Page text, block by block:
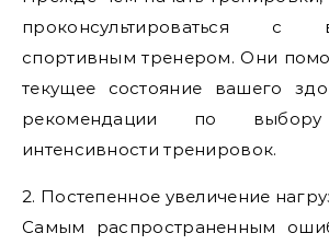
проконсультироваться
спортивным тренером. Они
текущее состояние вашего
рекомендации по
интенсивности тренировок.
2. Постепенное увеличение
Самым распространенным